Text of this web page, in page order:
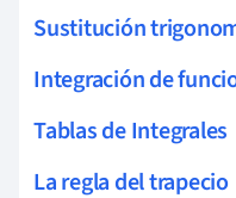
Sustitución
Integración de
Tablas de Integrales
La regla del trapecio